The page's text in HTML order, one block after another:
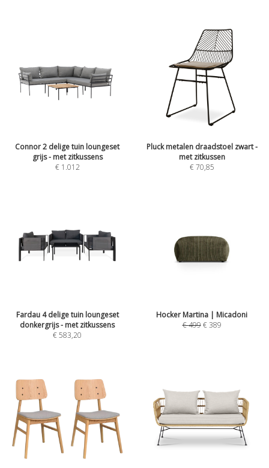
Connor 2 delige tuin loungeset
grijs - met zitkussens
€ 1.012
Pluck metalen draadstoel zwart -
met zitkussen
€70,85
Fardau 4 delige tuin loungeset
donkergrijs - met zitkussens
€583,20
Hocker Martina | Micadoni
€499 €389